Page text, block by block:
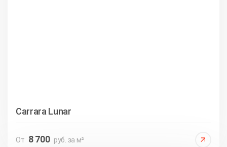
Carrara Lunar
От 8 700 руб. за м²